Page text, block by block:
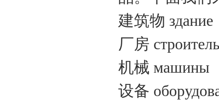
建筑物 здание
厂房
机械 машины
设备